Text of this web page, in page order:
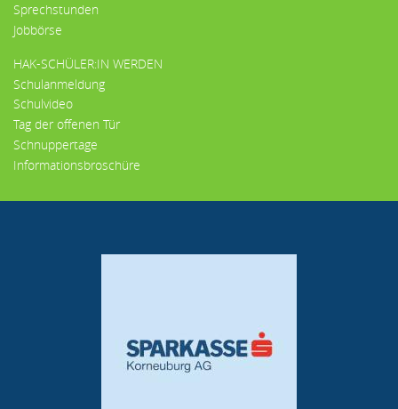
Sprechstunden
Jobbörse
HAK-SCHÜLER:IN WERDEN
Schulanmeldung
Schulvideo
Tag der offenen Tür
Schnuppertage
Informationsbroschüre